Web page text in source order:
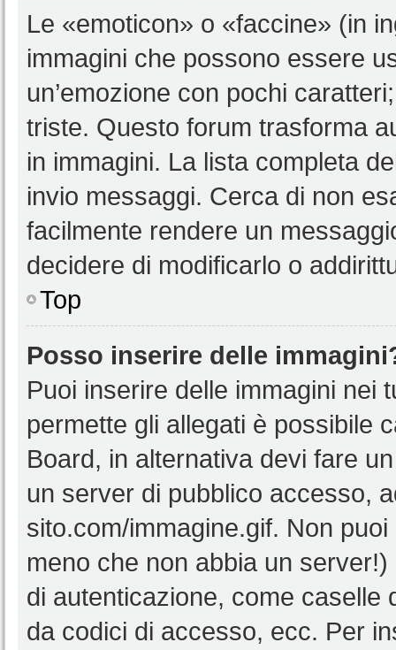
Le «emoticon» o «faccine» (in
immagini che possono essere
un’emozione con pochi
triste. Questo forum trasforma
in immagini. La lista completa
invio messaggi. Cerca di non
facilmente rendere un
decidere di modificarlo o
Top
Posso inserire delle
Puoi inserire delle immagini nei
permette gli allegati è possibile
Board, in alternativa devi fare
un server di pubblico accesso,
sito.com/immagine.gif. Non
meno che non abbia un
di autenticazione, come caselle
da codici di accesso, ecc. Per